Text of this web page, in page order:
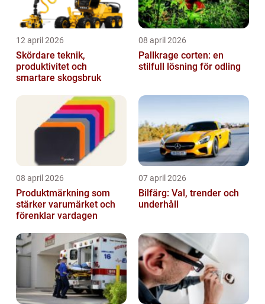
12 april 2026
Skördare teknik,
produktivitet och
smartare skogsbruk
08 april 2026
Pallkrage corten: en
stilfull lösning för odling
08 april 2026
Produktmärkning som
stärker varumärket och
förenklar vardagen
07 april 2026
Bilfärg: Val, trender och
underhåll